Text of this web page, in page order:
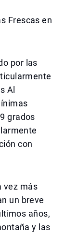
Frescas en
por las
Al
grados
con
vez más
un breve
años,
y las